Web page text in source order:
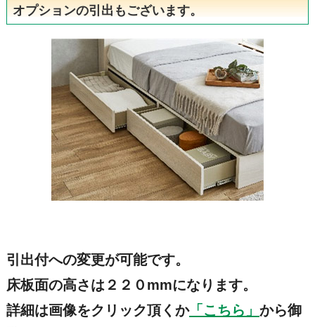
オプションの引出もございます。
引出付への変更が可能です。
床板面の高さは２２０mmになります。
詳細は画像をクリック頂くか「こちら」 から御